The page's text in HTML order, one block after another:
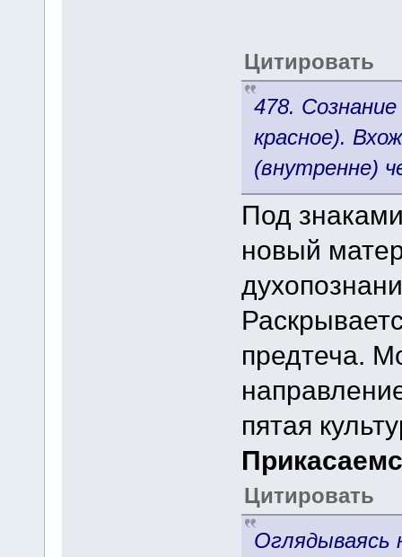
Цитировать
478.
красное).
(внутренне)
Под
новый
предтеча.
пятая
Цитировать
Оглядываясь